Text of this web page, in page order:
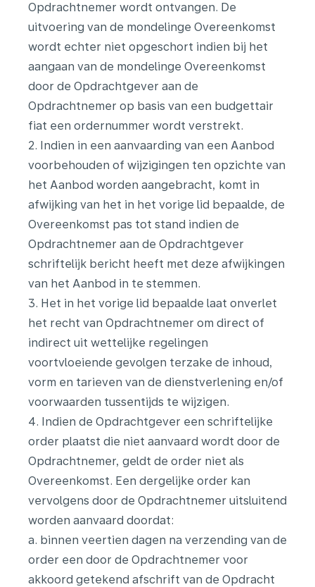
Opdrachtnemer wordt ontvangen. De
uitvoering van de mondelinge Overeenkomst
wordt echter niet opgeschort indien bij het
aangaan van de mondelinge Overeenkomst
door de Opdrachtgever aan de
Opdrachtnemer op basis van een budgettair
fiat een ordernummer wordt verstrekt.
2. Indien in een aanvaarding van een Aanbod
voorbehouden of wijzigingen ten opzichte van
het Aanbod worden aangebracht, komt in
afwijking van het in het vorige lid bepaalde, de
Overeenkomst pas tot stand indien de
Opdrachtnemer aan de Opdrachtgever
schriftelijk bericht heeft met deze afwijkingen
van het Aanbod in te stemmen.
3. Het in het vorige lid bepaalde laat onverlet
het recht van Opdrachtnemer om direct of
indirect uit wettelijke regelingen
voortvloeiende gevolgen terzake de inhoud,
vorm en tarieven van de dienstverlening en/of
voorwaarden tussentijds te wijzigen.
4. Indien de Opdrachtgever een schriftelijke
order plaatst die niet aanvaard wordt door de
Opdrachtnemer, geldt de order niet als
Overeenkomst. Een dergelijke order kan
vervolgens door de Opdrachtnemer uitsluitend
worden aanvaard doordat:
a. binnen veertien dagen na verzending van de
order een door de Opdrachtnemer voor
akkoord getekend afschrift van de Opdracht